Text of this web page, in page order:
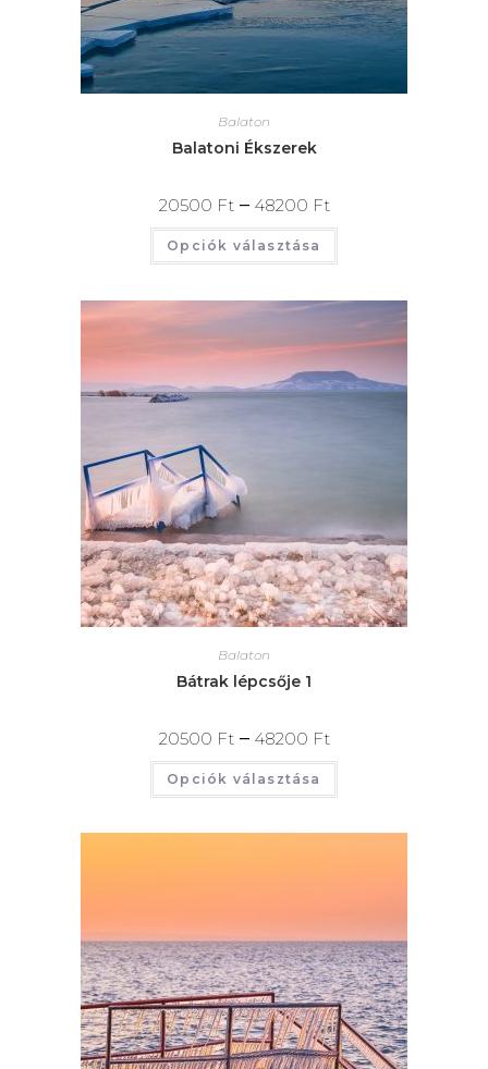
Balaton
Balatoni Ékszerek
20500 Ft– 48200 Ft
Opciók választása
Balaton
Bátrak lépcsője 1
20500 Ft– 48200 Ft
Opciók választása